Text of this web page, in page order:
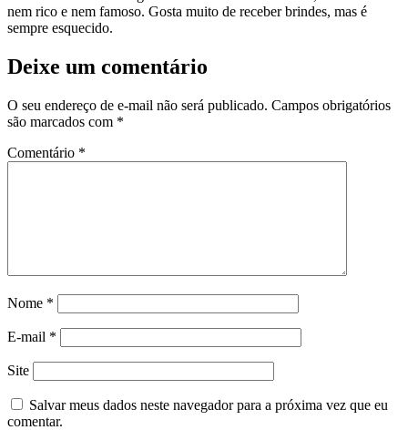
nem rico e nem famoso. Gosta muito de receber brindes, mas é
sempre esquecido.
Deixe um comentário
O seu endereço de e-mail não será publicado. Campos obrigatórios
são marcados com *
Comentário *
Nome *
E-mail *
Site
Salvar meus dados neste navegador para a próxima vez que eu
comentar.